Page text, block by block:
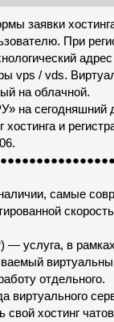
заявки
При
vps / vds.
на облачной.
на сегодняшний
и
самые
— услуга, в
отдельного.
виртуального
свой хостинг